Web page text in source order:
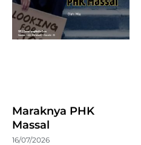
Maraknya PHK
Massal
16/07/2026